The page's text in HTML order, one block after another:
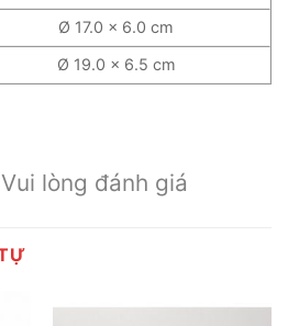
Ø 17.0 x 6.0 cm
Ø 19.0 x 6.5 cm
Vui lòng đánh giá